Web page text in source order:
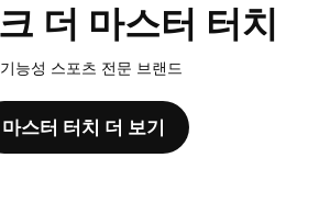
더 마스터 터치
능성 스포츠 전문 브랜드
마스터 터치 더 보기